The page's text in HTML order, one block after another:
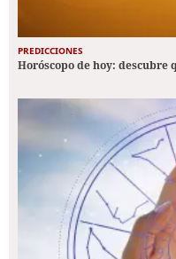
PREDICCIONES
Horóscopo de hoy: descubre